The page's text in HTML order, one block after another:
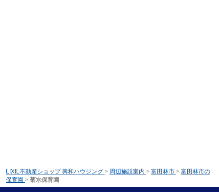
LIXIL不動産ショップ 興和ハウジング > 周辺施設案内 > 富田林市 > 富田林市の
保育園 > 菊水保育園